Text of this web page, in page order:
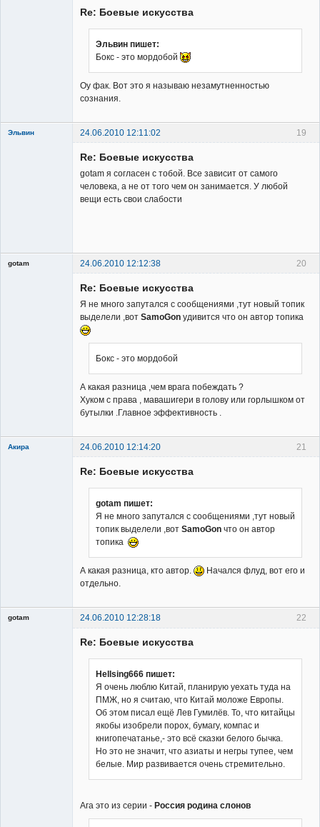
Re: Боевые искусства
Эльвин пишет:
Бокс - это мордобой
Оу фак. Вот это я называю незамутненностью
сознания.
19
Эльвин 24.06.2010 12:11:02
Re: Боевые искусства
gotam я согласен с тобой. Все зависит от самого
человека, а не от того чем он занимается. У любой
вещи есть свои слабости
20
gotam
24.06.2010 12:12:38
Re: Боевые искусства
Я не много запутался с сообщениями ,тут новый топик
выделели ,вот SamoGon удивится что он автор топика
Бокс - это мордобой
А какая разница ,чем врага побеждать ?
Хуком с права , мавашигери в голову или горлышком от
бутылки .Главное эффективность .
21
Акира 24.06.2010 12:14:20
Re: Боевые искусства
gotam пишет:
Я не много запутался с сообщениями ,тут новый
топик выделели ,вот SamoGon что он автор
топика
А какая разница, кто автор.
Начался флуд, вот его и
отдельно.
22
gotam
24.06.2010 12:28:18
Re: Боевые искусства
Hellsing666 пишет:
Я очень люблю Китай, планирую уехать туда на
ПМЖ, но я считаю, что Китай моложе Европы.
Об этом писал ещё Лев Гумилёв. То, что китайцы
якобы изобрели порох, бумагу, компас и
книгопечатанье,- это всё сказки белого бычка.
Но это не значит, что азиаты и негры тупее, чем
белые. Мир развивается очень стремительно.
Ага это из серии - Россия родина слонов